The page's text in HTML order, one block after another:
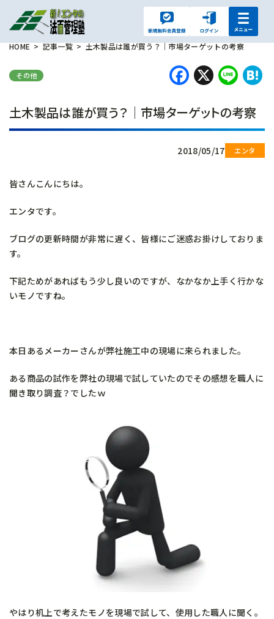
HOME 記事一覧 土木製品は誰が買う？｜市場ターゲットの考察
その他 X
土木製品は誰が買う？｜市場ターゲットの考察
2018/05/17
皆さんこんにちは。
エンタです。
ブログの更新時間が非常に遅く、皆様にご迷惑お掛けしておりま
す。
下記ためがあればもう少し良いのですが、なかなか上手く行かな
いモノですね。
本日あるメーカーさんが弊社施工中の現場に来られました。
ある商品の試作を弊社の現場で試していたのでその感想を職人に
聞き取り調査？でしたｗ
やはり机上で考えたモノを現場で試して、使用した職人に聞く。